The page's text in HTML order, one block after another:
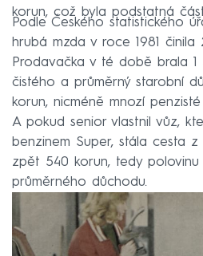
korun, což byla podstatná
Podle Českého statistického
hrubá mzda v roce 1981 činila
Prodavačka v té době brala
čistého a průměrný starobní
korun, nicméně mnozí
A pokud senior vlastnil vůz,
benzinem Super, stála cesta
zpět 540 korun, tedy polovinu
průměrného důchodu.